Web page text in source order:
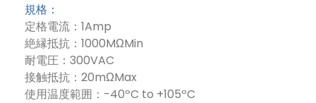
規格：
定格電流：1Amp
絶縁抵抗：1000MΩMin
耐電圧：300VAC
接触抵抗：20mΩMax
使用温度範囲：-40ºC to +105ºC